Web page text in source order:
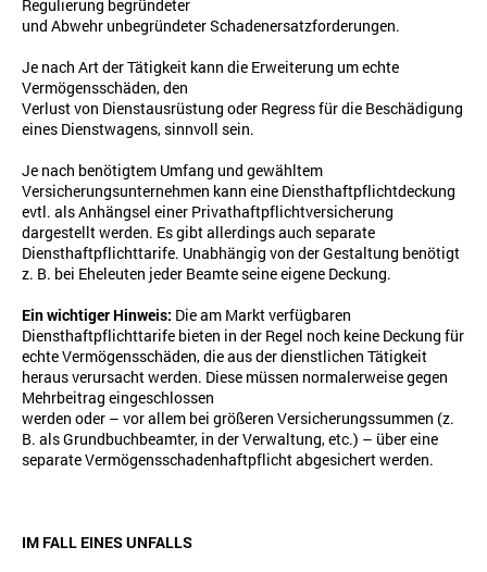
Regulierung begründeter
und Abwehr unbegründeter Schadenersatzforderungen.
Je nach Art der Tätigkeit kann die Erweiterung um echte
Vermögensschäden, den
Verlust von Dienstausrüstung oder Regress für die Beschädigung
eines Dienstwagens, sinnvoll sein.
Je nach benötigtem Umfang und gewähltem
Versicherungsunternehmen kann eine Diensthaftpflichtdeckung
evtl. als Anhängsel einer Privathaftpflichtversicherung
dargestellt werden. Es gibt allerdings auch separate
Diensthaftpflichttarife. Unabhängig von der Gestaltung benötigt
z. B. bei Eheleuten jeder Beamte seine eigene Deckung.
Ein wichtiger Hinweis: Die am Markt verfügbaren
Diensthaftpflichttarife bieten in der Regel noch keine Deckung für
echte Vermögensschäden, die aus der dienstlichen Tätigkeit
heraus verursacht werden. Diese müssen normalerweise gegen
Mehrbeitrag eingeschlossen
werden oder – vor allem bei größeren Versicherungssummen (z.
B. als Grundbuchbeamter, in der Verwaltung, etc.) – über eine
separate Vermögensschadenhaftpflicht abgesichert werden.
IM FALL EINES UNFALLS